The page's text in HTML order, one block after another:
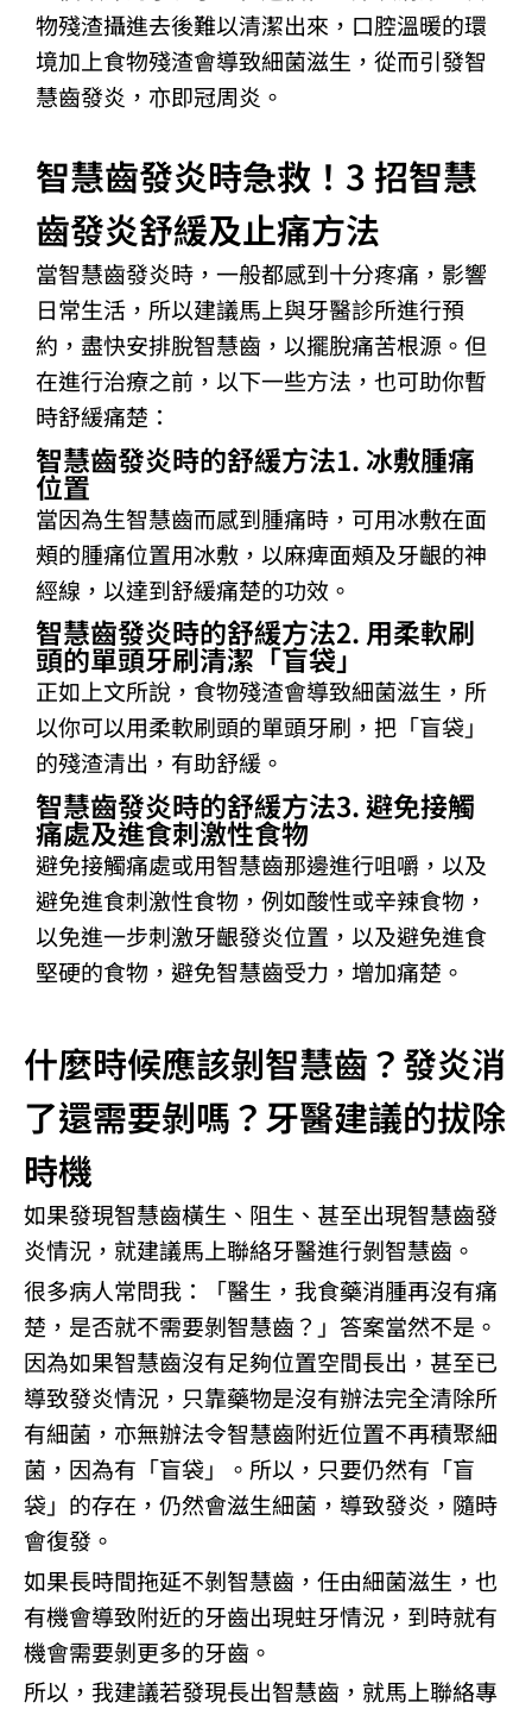
物殘渣攝進去後難以清潔出來，口腔溫暖的環
境加上食物殘渣會導致細菌滋生，從而引發智
慧齒發炎，亦即冠周炎。
智慧齒發炎時急救！3 招智慧
齒發炎舒緩及止痛方法
當智慧齒發炎時，一般都感到十分疼痛，影響
日常生活，所以建議馬上與牙醫診所進行預
約，盡快安排脫智慧齒，以擺脫痛苦根源。但
在進行治療之前，以下一些方法，也可助你暫
時舒緩痛楚：
智慧齒發炎時的舒緩方法1. 冰敷腫痛
位置
當因為生智慧齒而感到腫痛時，可用冰敷在面
頰的腫痛位置用冰敷，以麻痺面頰及牙齦的神
經線，以達到舒緩痛楚的功效。
智慧齒發炎時的舒緩方法2. 用柔軟刷
頭的單頭牙刷清潔「盲袋」
正如上文所說，食物殘渣會導致細菌滋生，所
以你可以用柔軟刷頭的單頭牙刷，把「盲袋」
的殘渣清出，有助舒緩。
智慧齒發炎時的舒緩方法3. 避免接觸
痛處及進食刺激性食物
避免接觸痛處或用智慧齒那邊進行咀嚼，以及
避免進食刺激性食物，例如酸性或辛辣食物，
以免進一步刺激牙齦發炎位置，以及避免進食
堅硬的食物，避免智慧齒受力，增加痛楚。
什麼時候應該剝智慧齒？發炎消
了還需要剝嗎？牙醫建議的拔除
時機
如果發現智慧齒橫生、阻生、甚至出現智慧齒發
炎情況，就建議馬上聯絡牙醫進行剝智慧齒。
很多病人常問我：「醫生，我食藥消腫再沒有痛
楚，是否就不需要剝智慧齒？」答案當然不是。
因為如果智慧齒沒有足夠位置空間長出，甚至已
導致發炎情況，只靠藥物是沒有辦法完全清除所
有細菌，亦無辦法令智慧齒附近位置不再積聚細
菌，因為有「盲袋」。所以，只要仍然有「盲
袋」的存在，仍然會滋生細菌，導致發炎，隨時
會復發。
如果長時間拖延不剝智慧齒，任由細菌滋生，也
有機會導致附近的牙齒出現蛀牙情況，到時就有
機會需要剝更多的牙齒。
所以，我建議若發現長出智慧齒，就馬上聯絡專